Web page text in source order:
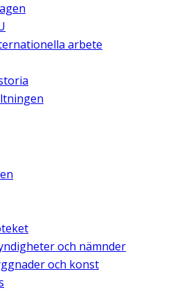
arbete
och nämnder
och konst